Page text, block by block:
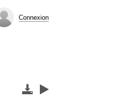
Connexion
 